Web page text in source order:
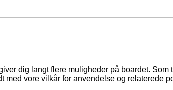
dig langt flere muligheder på boardet.
vore vilkår for anvendelse og relaterede